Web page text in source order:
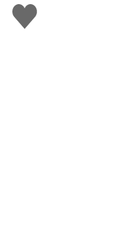
Gefällt
mir